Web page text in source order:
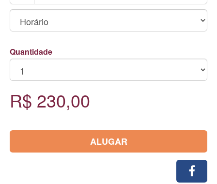
Quantidade
R$ 230,00
ALUGAR